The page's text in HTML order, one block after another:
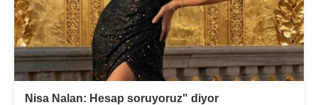
Nisa Nalan: Hesap soruyoruz" diyor